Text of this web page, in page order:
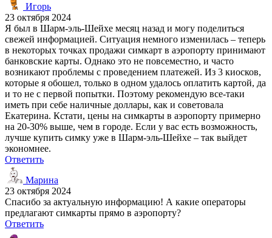
Игорь
23 октября 2024
Я был в Шарм-эль-Шейхе месяц назад и могу поделиться
свежей информацией. Ситуация немного изменилась – теперь
в некоторых точках продажи симкарт в аэропорту принимают
банковские карты. Однако это не повсеместно, и часто
возникают проблемы с проведением платежей. Из 3 киосков,
которые я обошел, только в одном удалось оплатить картой, да
и то не с первой попытки. Поэтому рекомендую все-таки
иметь при себе наличные доллары, как и советовала
Екатерина. Кстати, цены на симкарты в аэропорту примерно
на 20-30% выше, чем в городе. Если у вас есть возможность,
лучше купить симку уже в Шарм-эль-Шейхе – так выйдет
экономнее.
Ответить
Марина
23 октября 2024
Спасибо за актуальную информацию! А какие операторы
предлагают симкарты прямо в аэропорту?
Ответить